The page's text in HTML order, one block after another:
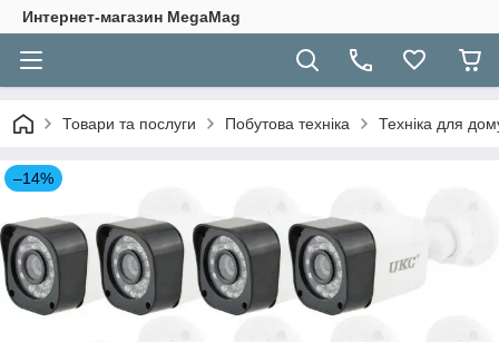
Интернет-магазин MegaMag
Товари та послуги Побутова техніка Техніка для
–14%